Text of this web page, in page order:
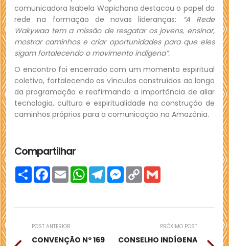
comunicadora Isabela Wapichana destacou o papel da
rede na formação de novas lideranças:
“A Rede
Wakywaa tem a missão de resgatar os jovens, ensinar,
mostrar caminhos e criar oportunidades para que eles
sigam fortalecendo o movimento indígena”.
O encontro foi encerrado com um momento espiritual
coletivo, fortalecendo os vínculos construídos ao longo
da programação e reafirmando a importância de aliar
tecnologia, cultura e espiritualidade na construção de
caminhos próprios para a comunicação na Amazônia.
Compartilhar
Compartilhar
Facebook
Email WhatsAppTelegramMessenger
Copy
Link
POST ANTERIOR
CONVENÇÃO Nº 169
PRÓXIMO POST
CONSELHO INDÍGENA